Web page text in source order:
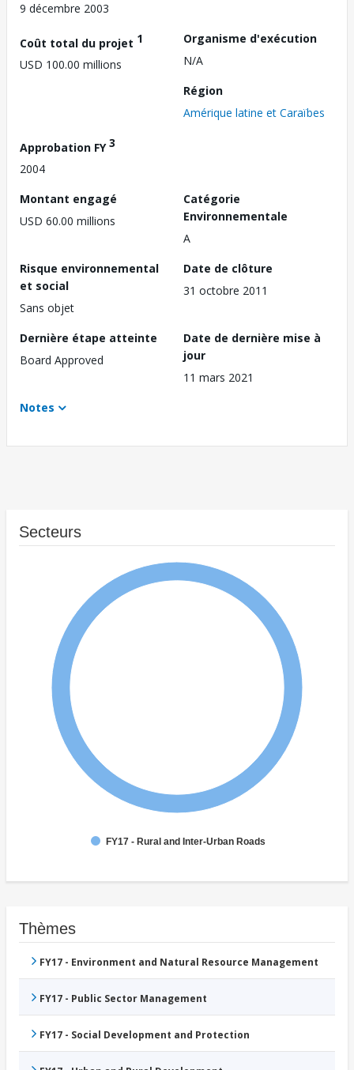
9 décembre 2003
Coût total du projet 1
USD 100.00 millions
Organisme d'exécution
N/A
Région
Amérique latine et Caraïbes
Approbation FY3
2004
Montant engagé
USD 60.00 millions
Catégorie
Environnementale
A
Risque environnemental
et social
Sans objet
Date de clôture
31 octobre 2011
Dernière étape atteinte
Board Approved
Date de dernière mise à
jour
11 mars 2021
Notes
Secteurs
FY17 - Rural and Inter-Urban Roads
Thèmes
FY17 - Environment and Natural Resource Management
FY17 - Public Sector Management
FY17 - Social Development and Protection